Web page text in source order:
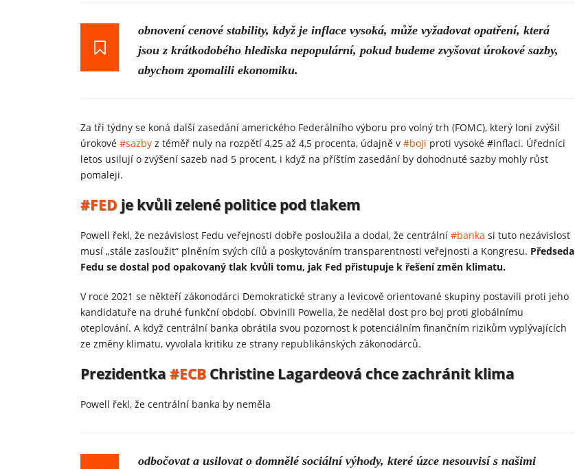
obnovení cenové stability, když je inflace vysoká, může vyžadovat opatření, která
jsou z krátkodobého hlediska nepopulární, pokud budeme zvyšovat úrokové sazby,
abychom zpomalili ekonomiku.
Za tři týdny se koná další zasedání amerického Federálního výboru pro volný trh (FOMC), který loni zvýšil
úrokové #sazby z téměř nuly na rozpětí 4,25 až 4,5 procenta, údajně v #boji proti vysoké #inflaci. Úředníci
letos usilují o zvýšení sazeb nad 5 procent, i když na příštím zasedání by dohodnuté sazby mohly růst
pomaleji.
#FED je kvůli zelené politice pod tlakem
Powell řekl, že nezávislost Fedu veřejnosti dobře posloužila a dodal, že centrální #banka si tuto nezávislost
musí „stále zasloužit“ plněním svých cílů a poskytováním transparentnosti veřejnosti a Kongresu. Předseda
Fedu se dostal pod opakovaný tlak kvůli tomu, jak Fed přistupuje k řešení změn klimatu.
V roce 2021 se někteří zákonodárci Demokratické strany a levicově orientované skupiny postavili proti jeho
kandidatuře na druhé funkční období. Obvinili Powella, že nedělal dost pro boj proti globálnímu
oteplování. A když centrální banka obrátila svou pozornost k potenciálním finančním rizikům vyplývajících
ze změny klimatu, vyvolala kritiku ze strany republikánských zákonodárců.
Prezidentka#ECB Christine Lagardeová chce zachránit klima
Powell řekl, že centrální banka by neměla
odbočovat a usilovat o domnělé sociální výhody, které úzce nesouvisí s našimi